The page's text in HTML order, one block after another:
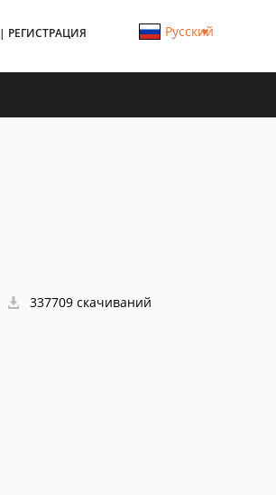
| РЕГИСТРАЦИЯ Русский
337709 скачиваний